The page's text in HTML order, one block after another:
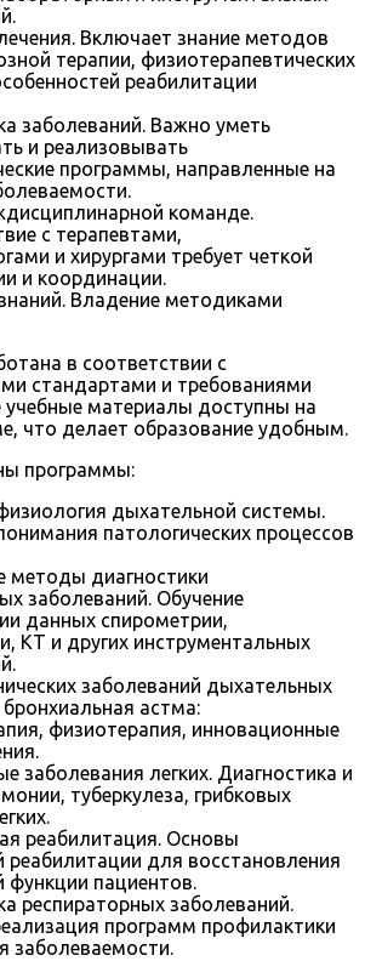
Включает знание методов
терапии, физиотерапевтических
реабилитации
заболеваний. Важно уметь
и реализовывать
программы, направленные на
команде.
с терапевтами,
и хирургами требует четкой
и координации.
Владение методиками
в соответствии с
стандартами и требованиями
материалы доступны на
что делает образование удобным.
программы:
дыхательной системы.
патологических процессов
методы диагностики
заболеваний. Обучение
данных спирометрии,
КТ и других инструментальных
заболеваний дыхательных
астма:
физиотерапия, инновационные
заболевания легких. Диагностика и
туберкулеза, грибковых
реабилитация. Основы
реабилитации для восстановления
функции пациентов.
респираторных заболеваний.
программ профилактики
заболеваемости.